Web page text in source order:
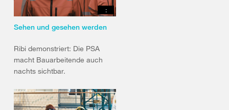
:
Sehen und gesehen werden
Ribi demonstriert: Die PSA
macht Bauarbeitende auch
nachts sichtbar.